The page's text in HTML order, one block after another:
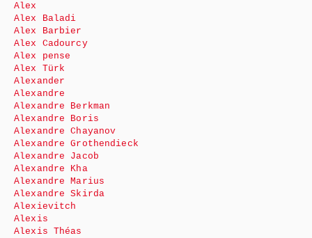
Alex
Alex Baladi
Alex Barbier
Alex Cadourcy
Alex pense
Alex Türk
Alexander
Alexandre
Alexandre Berkman
Alexandre Boris
Alexandre Chayanov
Alexandre Grothendieck
Alexandre Jacob
Alexandre Kha
Alexandre Marius
Alexandre Skirda
Alexievitch
Alexis
Alexis Théas